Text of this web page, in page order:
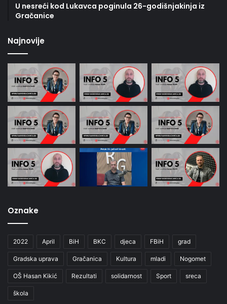
U nesreći kod Lukavca poginula 26-godišnjakinja iz
Gračanice
Najnovije
Oznake
2022 April BiH BKC djeca FBiH grad
Gradska uprava Gračanica Kultura mladi Nogomet
OŠ Hasan Kikić Rezultati solidarnost Sport sreca
škola